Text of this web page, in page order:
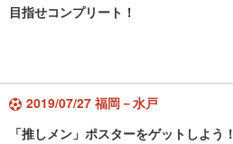
目指せコンプリート！
2019/07/27 福岡－水戸
「推しメン」ポスターをゲットしよう！